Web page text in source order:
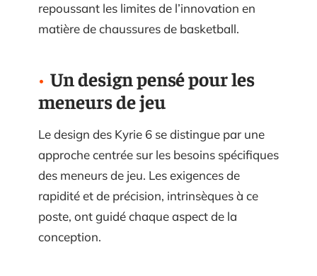
repoussant les limites de l’innovation en
matière de chaussures de basketball.
Un design pensé pour les
meneurs de jeu
Le design des Kyrie 6 se distingue par une
approche centrée sur les besoins spécifiques
des meneurs de jeu. Les exigences de
rapidité et de précision, intrinsèques à ce
poste, ont guidé chaque aspect de la
conception.